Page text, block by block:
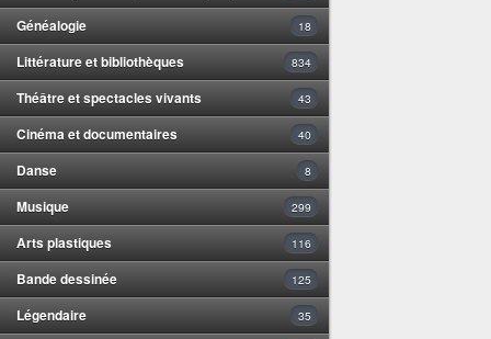
Généalogie 18
Littérature et bibliothèques 834
Théâtre et spectacles vivants 43
Cinéma et documentaires 40
Danse 8
Musique 299
Arts plastiques 116
Bande dessinée 125
Légendaire 35